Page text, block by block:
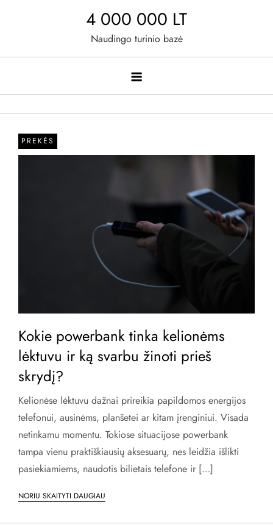
4 000 000 LT
Naudingo turinio bazė
PREKĖS
Kokie powerbank tinka kelionėms
lėktuvu ir ką svarbu žinoti prieš
skrydį?
Kelionėse lėktuvu dažnai prireikia papildomos energijos
telefonui, ausinėms, planšetei ar kitam įrenginiui. Visada
netinkamu momentu. Tokiose situacijose powerbank
tampa vienu praktiškiausių aksesuarų, nes leidžia išlikti
pasiekiamiems, naudotis bilietais telefone ir […]
NORIU SKAITYTI DAUGIAU